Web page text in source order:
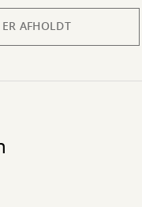
ER AFHOLDT